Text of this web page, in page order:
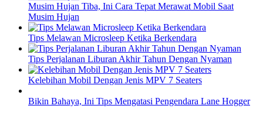
Musim Hujan Tiba, Ini Cara Tepat Merawat Mobil Saat
Musim Hujan
Tips Melawan Microsleep Ketika Berkendara
Tips Perjalanan Liburan Akhir Tahun Dengan Nyaman
Kelebihan Mobil Dengan Jenis MPV 7 Seaters
Bikin Bahaya, Ini Tips Mengatasi Pengendara Lane Hogger